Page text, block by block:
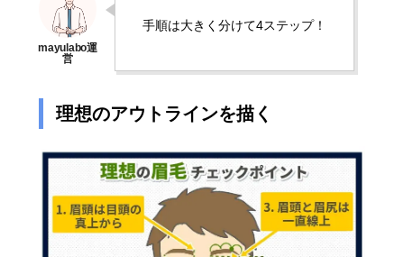
手順は大きく分けて4ステップ！
理想のアウトラインを描く